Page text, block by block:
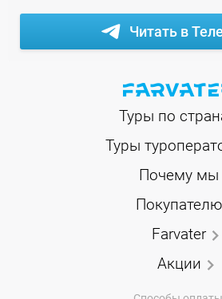
Читать в
Туры по
Туры
Почему мы
Покупателю
Farvater
Акции